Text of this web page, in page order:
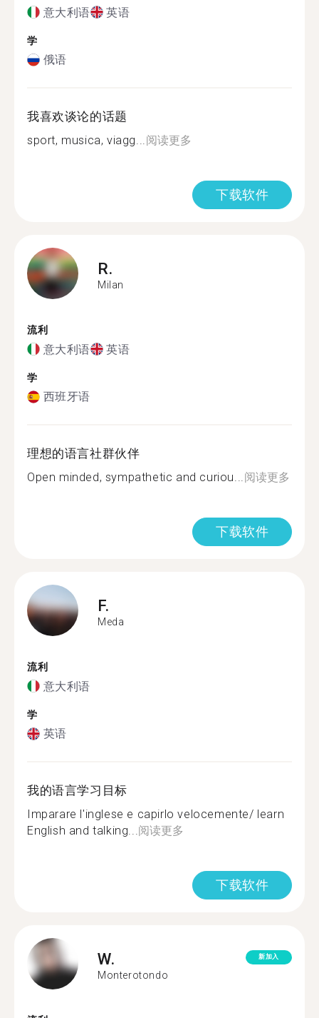
意大利语 英语
学
俄语
我喜欢谈论的话题
sport, musica, viagg...阅读更多
下载软件
R.
Milan
流利
意大利语 英语
学
西班牙语
理想的语言社群伙伴
Open minded, sympathetic and curiou...阅读更多
下载软件
F.
Meda
流利
意大利语
学
英语
我的语言学习目标
Imparare l'inglese e capirlo velocemente/ learn
English and talking...阅读更多
下载软件
W.
Monterotondo
新加入